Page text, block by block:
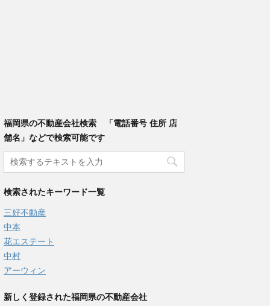
福岡県の不動産会社検索 「電話番号 住所 店
舗名」などで検索可能です
検索されたキーワード一覧
三好不動産
中本
花エステート
中村
アーウィン
新しく登録された福岡県の不動産会社